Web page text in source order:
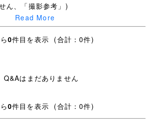
ん、「撮影参考」)
ざいますが、
素材 ポリエステル 50％ 毛 50％
Read More
0件目を表示 (合計：0件)
Q&Aはまだありません
0件目を表示 (合計：0件)